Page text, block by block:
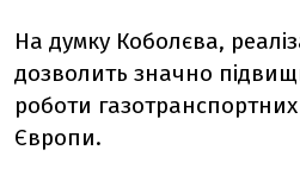
На думку Коболєва,
дозволить значно
роботи
Європи.